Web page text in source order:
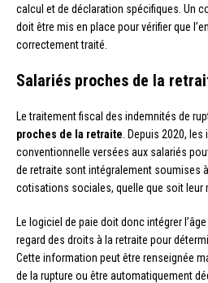
calcul et de déclaration spécifiques. Un
doit être mis en place pour vérifier que
correctement traité.
Salariés proches de la
Le traitement fiscal des indemnités de
proches de la retraite . Depuis 2020,
conventionnelle versées aux salariés
de retraite sont intégralement soumises
cotisations sociales, quelle que soit leur
Le logiciel de paie doit donc intégrer
regard des droits à la retraite pour
Cette information peut être renseignée
de la rupture ou être automatiquement